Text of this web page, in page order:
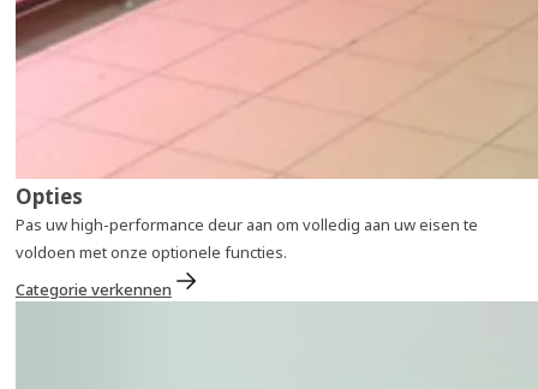
Opties
Pas uw high-performance deur aan om volledig aan uw eisen te
voldoen met onze optionele functies.
Categorie verkennen